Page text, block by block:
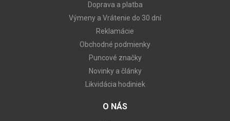
Doprava a platba
Výmeny a Vrátenie do 30 dní
Reklamácie
Obchodné podmienky
Puncové značky
Novinky a články
Likvidácia hodiniek
O NÁS